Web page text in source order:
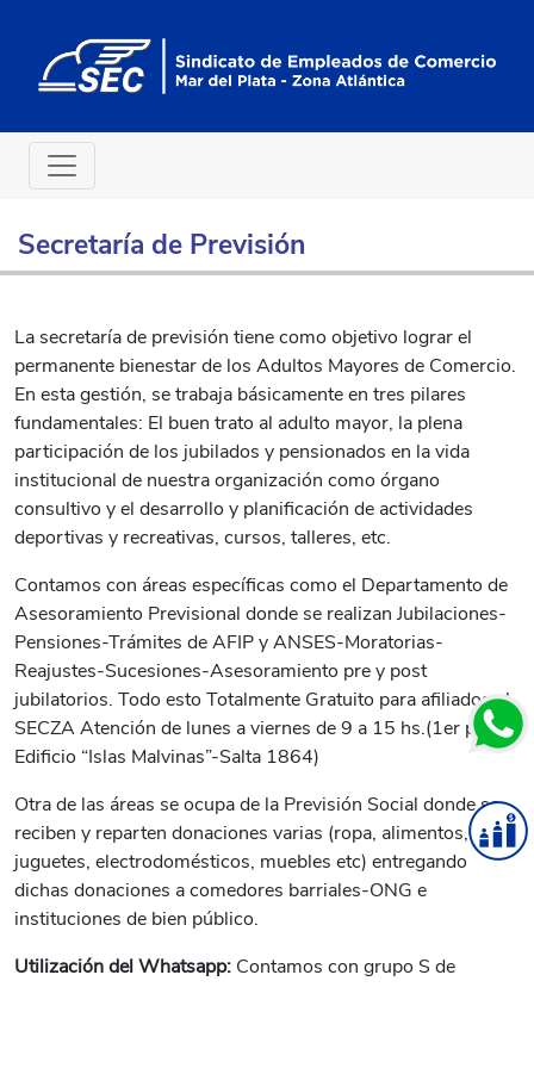
Secretaría de Previsión
La secretaría de previsión tiene como objetivo lograr el
permanente bienestar de los Adultos Mayores de Comercio.
En esta gestión, se trabaja básicamente en tres pilares
fundamentales: El buen trato al adulto mayor, la plena
participación de los jubilados y pensionados en la vida
institucional de nuestra organización como órgano
consultivo y el desarrollo y planificación de actividades
deportivas y recreativas, cursos, talleres, etc.
Contamos con áreas específicas como el Departamento de
Asesoramiento Previsional donde se realizan Jubilaciones-
Pensiones-Trámites de AFIP y ANSES-Moratorias-
Reajustes-Sucesiones-Asesoramiento pre y post
jubilatorios. Todo esto Totalmente Gratuito para afiliados al
SECZA Atención de lunes a viernes de 9 a 15 hs.(1er piso
Edificio “Islas Malvinas”-Salta 1864)
Otra de las áreas se ocupa de la Previsión Social donde se
reciben y reparten donaciones varias (ropa, alimentos,
juguetes, electrodomésticos, muebles etc) entregando
dichas donaciones a comedores barriales-ONG e
instituciones de bien público.
Utilización del Whatsapp: Contamos con grupo S de